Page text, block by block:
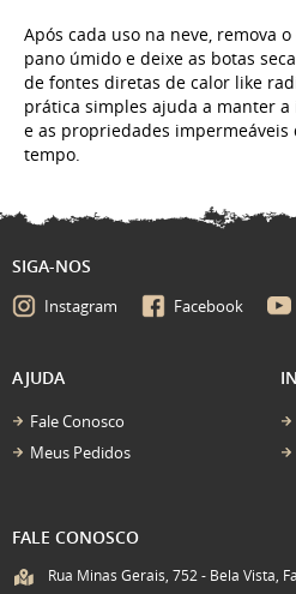
Após cada uso na neve, remova
pano úmido e deixe as botas
de fontes diretas de calor like
prática simples ajuda a manter
e as propriedades
tempo.
SIGA-NOS
Instagram Facebook
AJUDA
Fale Conosco
Meus Pedidos
FALE CONOSCO
Rua Minas Gerais, 752 - Bela Vista,